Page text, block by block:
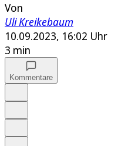
Von
Uli Kreikebaum
10.09.2023, 16:02 Uhr
3 min
Kommentare